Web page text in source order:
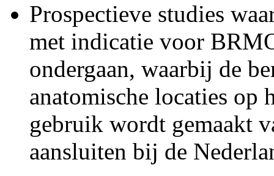
Prospectieve studies
met indicatie voor
ondergaan, waarbij de
anatomische locaties op
gebruik wordt gemaakt
aansluiten bij de